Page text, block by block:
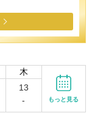
木
13
-
もっと見る